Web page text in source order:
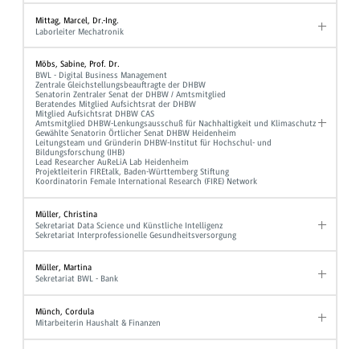
Mittag, Marcel, Dr.-Ing.
Laborleiter Mechatronik
Möbs, Sabine, Prof. Dr.
BWL - Digital Business Management
Zentrale Gleichstellungsbeauftragte der DHBW
Senatorin Zentraler Senat der DHBW / Amtsmitglied
Beratendes Mitglied Aufsichtsrat der DHBW
Mitglied Aufsichtsrat DHBW CAS
Amtsmitglied DHBW-Lenkungsausschuß für Nachhaltigkeit und Klimaschutz
Gewählte Senatorin Örtlicher Senat DHBW Heidenheim
Leitungsteam und Gründerin DHBW-Institut für Hochschul- und
Bildungsforschung (IHB)
Lead Researcher AuReLiA Lab Heidenheim
Projektleiterin FIREtalk, Baden-Württemberg Stiftung
Koordinatorin Female International Research (FIRE) Network
Müller, Christina
Sekretariat Data Science und Künstliche Intelligenz
Sekretariat Interprofessionelle Gesundheitsversorgung
Müller, Martina
Sekretariat BWL - Bank
Münch, Cordula
Mitarbeiterin Haushalt & Finanzen